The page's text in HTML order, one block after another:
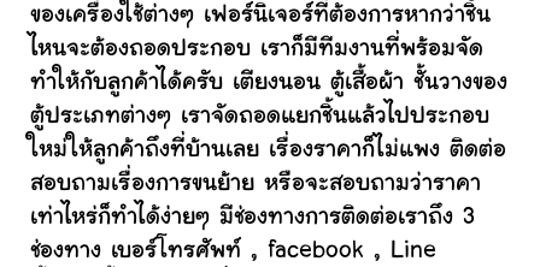
ของเครื่องใช้ต่างๆ เฟอร์นิเจอร์ที่ต้องการหากว่าชิ้น
ไหนจะต้องถอดประกอบ เราก็มีทีมงานที่พร้อมจัด
ทำให้กับลูกค้าได้ครับ เตียงนอน ตู้เสื้อผ้า ชั้นวางของ
ตู้ประเภทต่างๆ เราจัดถอดแยกชิ้นแล้วไปประกอบ
ใหม่ให้ลูกค้าถึงที่บ้านเลย เรื่องราคาก็ไม่แพง ติดต่อ
สอบถามเรื่องการขนย้าย หรือจะสอบถามว่าราคา
เท่าไหร่ก็ทำได้ง่ายๆ มีช่องทางการติดต่อเราถึง 3
ช่องทาง เบอร์โทรศัพท์ , facebook , Line